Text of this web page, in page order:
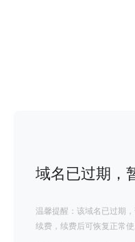
域名已过期，
温馨提醒：该域名已过期
续费，续费后可恢复正常